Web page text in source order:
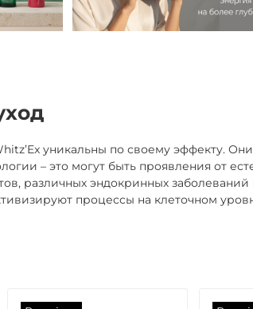
уникальны по своему эффекту.
– это могут быть проявления от
различных эндокринных
процессы на клеточном